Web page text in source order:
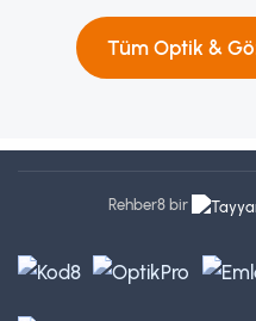
Tüm Optik &
Rehber8 bir